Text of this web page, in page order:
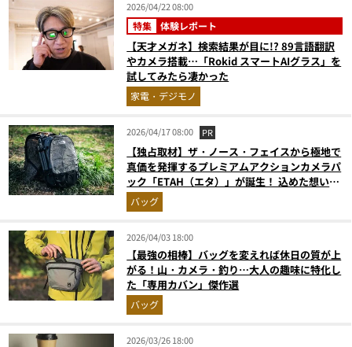
2026/04/22 08:00
特集 体験レポート
【天才メガネ】検索結果が目に!? 89言語翻訳
やカメラ搭載…「Rokid スマートAIグラス」を
試してみたら凄かった
家電・デジモノ
2026/04/17 08:00 PR
【独占取材】ザ・ノース・フェイスから極地で
真価を発揮するプレミアムアクションカメラパ
ック「ETAH（エタ）」が誕生！ 込めた想いか
ら、開発秘話まで余すことなくお届け
バッグ
2026/04/03 18:00
【最強の相棒】バッグを変えれば休日の質が上
がる！山・カメラ・釣り…大人の趣味に特化し
た「専用カバン」傑作選
バッグ
2026/03/26 18:00